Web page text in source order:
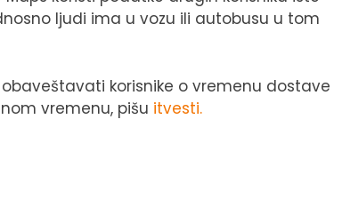
ljudi ima u vozu ili autobusu u tom
korisnike o vremenu dostave
vremenu, pišu itvesti.